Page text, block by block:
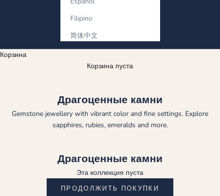
Filipino
简体中文
Корзина
Корзина пуста
Драгоценные камни
Gemstone jewellery with vibrant color and fine settings. Explore
sapphires, rubies, emeralds and more.
Драгоценные камни
Эта коллекция пуста
ПРОДОЛЖИТЬ ПОКУПКИ